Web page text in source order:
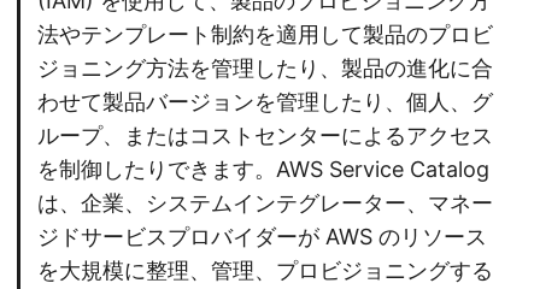
法やテンプレート制約を適用して製品のプロビ
ジョニング方法を管理したり、製品の進化に合
わせて製品バージョンを管理したり、個人、グ
ループ、またはコストセンターによるアクセス
を制御したりできます。AWS Service Catalog
は、企業、システムインテグレーター、マネー
ジドサービスプロバイダーが AWS のリソース
を大規模に整理、管理、プロビジョニングする